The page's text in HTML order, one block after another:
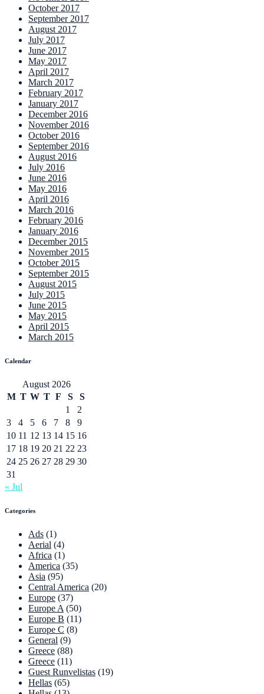
October 2017
September 2017
August 2017
July 2017
June 2017
May 2017
April 2017
March 2017
February 2017
January 2017
December 2016
November 2016
October 2016
September 2016
August 2016
July 2016
June 2016
May 2016
April 2016
March 2016
February 2016
January 2016
December 2015
November 2015
October 2015
September 2015
August 2015
July 2015
June 2015
May 2015
April 2015
March 2015
Calendar
August 2026
M T W T F S
S
1
2
3
4 5 6 7 8
9
10 11 12 13 14 15 16
17 18 19 20 21 22 23
24 25 26 27 28 29 30
31
« Jul
Categories
Ads (1)
Aerial (4)
Africa (1)
America (35)
Asia (95)
Central America (20)
Europe (37)
Europe A (50)
Europe B (11)
Europe C (8)
General (9)
Greece (88)
Greece (11)
Guest Runvelistas (19)
Hellas (65)